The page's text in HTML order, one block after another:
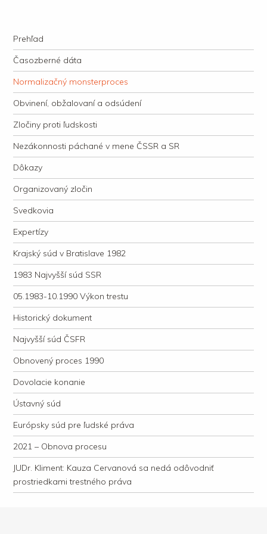
justície
Navigation
Skip to content
Prehľad
Časozberné dáta
Normalizačný monsterproces
Obvinení, obžalovaní a odsúdení
Zločiny proti ľudskosti
Nezákonnosti páchané v mene ČSSR a SR
Dôkazy
Organizovaný zločin
Svedkovia
Expertízy
Krajský súd v Bratislave 1982
1983 Najvyšší súd SSR
05.1983-10.1990 Výkon trestu
Historický dokument
Najvyšší súd ČSFR
Obnovený proces 1990
Dovolacie konanie
Ústavný súd
Európsky súd pre ľudské práva
2021 – Obnova procesu
JUDr. Kliment: Kauza Cervanová sa nedá odôvodniť
prostriedkami trestného práva